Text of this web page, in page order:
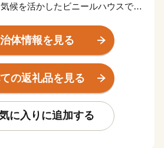
候を活かしたビニールハウスでの
菜や村の伝統技術である「製糖作
る白玉糖などが有名である。
体情報を見る
の返礼品を見る
に入りに追加する